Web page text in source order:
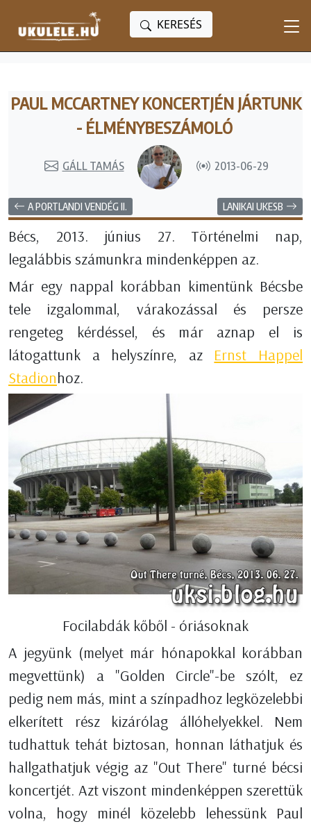
KERESÉS
PAUL MCCARTNEY KONCERTJÉN JÁRTUNK
- ÉLMÉNYBESZÁMOLÓ
GÁLL TAMÁS 2013-06-29
A PORTLANDI VENDÉG II. LANIKAI UKESB
Bécs, 2013. június 27. Történelmi nap,
legalábbis számunkra mindenképpen az.
Már egy nappal korábban kimentünk Bécsbe
tele izgalommal, várakozással és persze
rengeteg kérdéssel, és már aznap el is
látogattunk a helyszínre, az Ernst Happel
Stadionhoz.
Focilabdák kőből - óriásoknak
A jegyünk (melyet már hónapokkal korábban
megvettünk) a "Golden Circle"-be szólt, ez
pedig nem más, mint a színpadhoz legközelebbi
elkerített rész kizárólag állóhelyekkel. Nem
tudhattuk tehát biztosan, honnan láthatjuk és
hallgathatjuk végig az "Out There" turné bécsi
koncertjét. Azt viszont mindenképpen szerettük
volna, hogy minél közelebb lehessünk Paul